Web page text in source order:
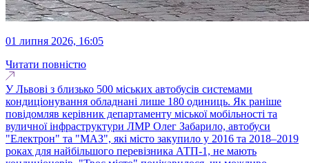
01 липня 2026, 16:05
Читати повністю
У Львові з близько 500 міських автобусів системами
кондиціонування обладнані лише 180 одиниць. Як раніше
повідомляв керівник департаменту міської мобільності та
вуличної інфраструктури ЛМР Олег Забарило, автобуси
"Електрон" та "МАЗ", які місто закупило у 2016 та 2018–2019
роках для найбільшого перевізника АТП-1, не мають